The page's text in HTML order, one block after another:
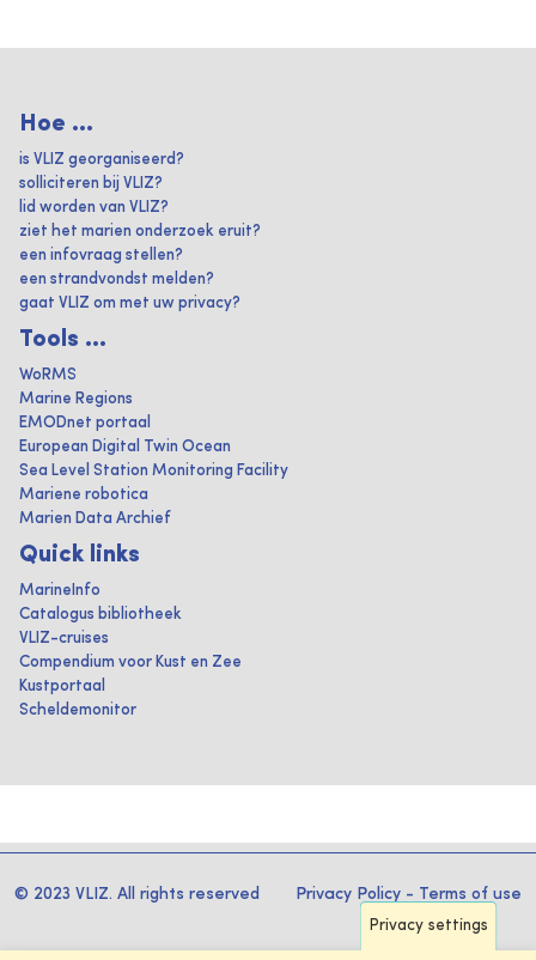
Hoe ...
is VLIZ georganiseerd?
solliciteren bij VLIZ?
lid worden van VLIZ?
ziet het marien onderzoek eruit?
een infovraag stellen?
een strandvondst melden?
gaat VLIZ om met uw privacy?
Tools ...
WoRMS
Marine Regions
EMODnet portaal
European Digital Twin Ocean
Sea Level Station Monitoring Facility
Mariene robotica
Marien Data Archief
Quick links
MarineInfo
Catalogus bibliotheek
VLIZ-cruises
Compendium voor Kust en Zee
Kustportaal
Scheldemonitor
© 2023 VLIZ. All rights reserved Privacy Policy - Terms of use
Privacy settings